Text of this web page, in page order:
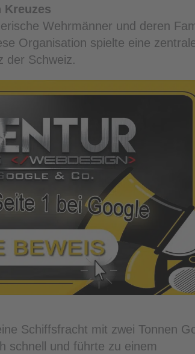
Kreuzes
Wehrmänner und deren
Organisation spielte eine
der Schweiz.
Schiffsfracht mit zwei Tonnen
schnell und führte zu einem